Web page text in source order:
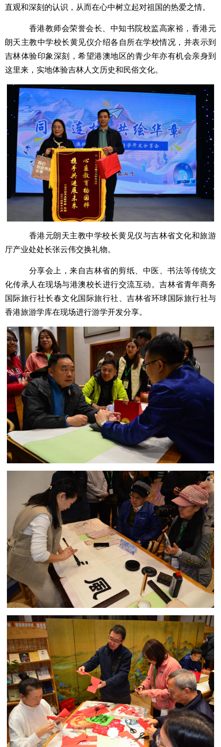
直观和深刻的认识，从而在心中树立起对祖国的热爱之情。
香港教师会荣誉会长、中知书院校监高家裕，香港元
朗天主教中学校长黄见仪介绍各自所在学校情况，并表示到
吉林体验印象深刻，希望港澳地区的青少年亦有机会亲身到
这里来，实地体验吉林人文历史和民俗文化。
香港元朗天主教中学校长黄见仪与吉林省文化和旅游
厅产业处处长张云伟交换礼物。
分享会上，来自吉林省的剪纸、中医、书法等传统文
化传承人在现场与港澳校长进行交流互动。吉林省青年商务
国际旅行社长春文化国际旅行社、吉林省环球国际旅行社与
香港旅游学库在现场进行游学开发分享。